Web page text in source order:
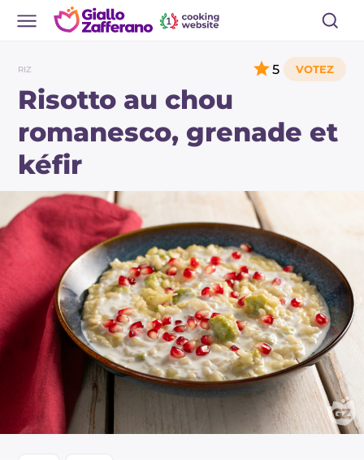
RIZ
Risotto au chou
romanesco, grenade et
kéfir
5